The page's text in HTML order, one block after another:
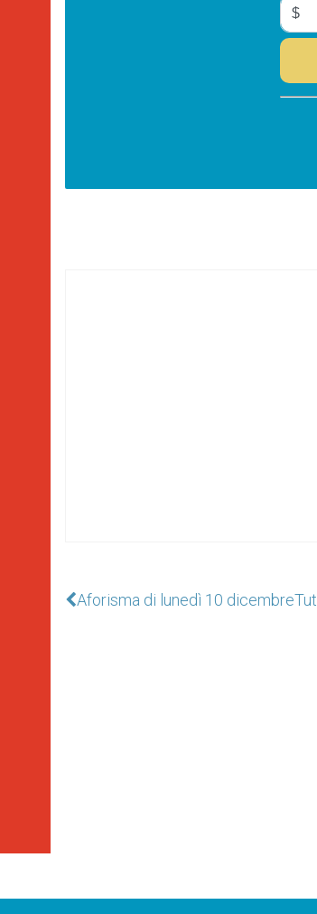
Aforisma di lunedì 10 dicembre